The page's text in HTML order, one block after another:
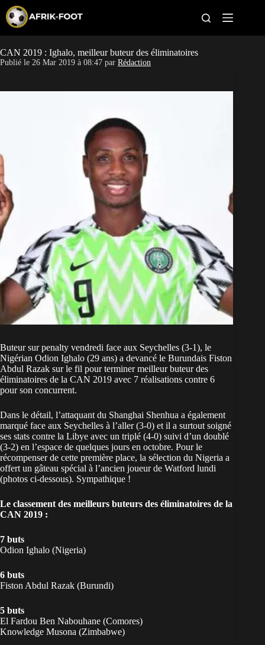
p
o
c
n
CAN féminine
Clubs
Classement
Paris sportifs
CAN 2019 : Ighalo, meilleur buteur des éliminatoires
Publié le 26 Mar 2019 à 08:47 par Rédaction
Buteur sur penalty vendredi face aux Seychelles (3-1), le
Nigérian Odion Ighalo (29 ans) a devancé le Burundais Fiston
Abdul Razak sur le fil pour terminer meilleur buteur des
éliminatoires de la CAN 2019 avec 7 réalisations contre 6
pour son concurrent.
Dans le détail, l’attaquant du Shanghai Shenhua a également
marqué face aux Seychelles à l’aller (3-0) et il a surtout soigné
ses stats contre la Libye avec un triplé (4-0) suivi d’un doublé
(3-2) en l’espace de quelques jours en octobre. Pour le
récompenser de cette première place, la sélection du Nigeria a
offert un gâteau spécial à l’ancien joueur de Watford lundi
(photos ci-dessous). Sympathique !
Le classement des meilleurs buteurs des éliminatoires de la
CAN 2019 :
7 buts
Odion Ighalo (Nigeria)
6 buts
Fiston Abdul Razak (Burundi)
5 buts
El Fardou Ben Nabouhane (Comores)
Knowledge Musona (Zimbabwe)